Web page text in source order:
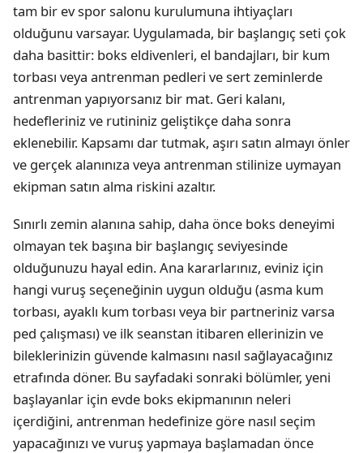
tam bir ev spor salonu kurulumuna ihtiyaçları
olduğunu varsayar. Uygulamada, bir başlangıç seti çok
daha basittir: boks eldivenleri, el bandajları, bir kum
torbası veya antrenman pedleri ve sert zeminlerde
antrenman yapıyorsanız bir mat. Geri kalanı,
hedefleriniz ve rutininiz geliştikçe daha sonra
eklenebilir. Kapsamı dar tutmak, aşırı satın almayı önler
ve gerçek alanınıza veya antrenman stilinize uymayan
ekipman satın alma riskini azaltır.
Sınırlı zemin alanına sahip, daha önce boks deneyimi
olmayan tek başına bir başlangıç seviyesinde
olduğunuzu hayal edin. Ana kararlarınız, eviniz için
hangi vuruş seçeneğinin uygun olduğu (asma kum
torbası, ayaklı kum torbası veya bir partneriniz varsa
ped çalışması) ve ilk seanstan itibaren ellerinizin ve
bileklerinizin güvende kalmasını nasıl sağlayacağınız
etrafında döner. Bu sayfadaki sonraki bölümler, yeni
başlayanlar için evde boks ekipmanının neleri
içerdiğini, antrenman hedefinize göre nasıl seçim
yapacağınızı ve vuruş yapmaya başlamadan önce